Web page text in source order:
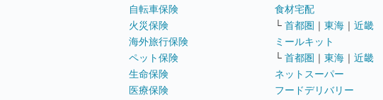
自転車保険
火災保険
海外旅行保険
ペット保険
生命保険
医療保険
食材宅配
└ 首都圏 ｜ 東海 ｜ 近畿
ミールキット
└ 首都圏 ｜ 東海 ｜ 近畿
ネットスーパー
フードデリバリー